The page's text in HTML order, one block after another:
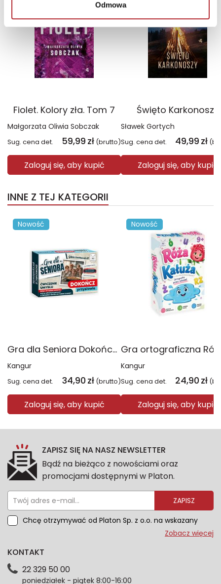
Odmowa
Fiolet. Kolory zła. Tom 7
Małgorzata Oliwia Sobczak
Sug. cena det. 59,99 zł (brutto)
Zaloguj się, aby kupić
Święto Karkonoszy
Sławek Gortych
Sug. cena det. 49,99 zł
Zaloguj się, aby kupić
INNE Z TEJ KATEGORII
Nowość
Gra dla Seniora Dokończ przysłowie
Kangur
Sug. cena det. 34,90 zł (brutto)
Zaloguj się, aby kupić
Nowość
Kangur
Sug. cena det. 24,90 zł
Zaloguj się, aby kupić
ZAPISZ SIĘ NA NASZ NEWSLETTER
Bądź na bieżąco z nowościami oraz
promocjami dostępnymi w Platon.
ZAPISZ
Chcę otrzymywać od Platon Sp. z o.o. na wskazany
przeze mnie adres e-mail informacje marketingowe
dotyczące danych osobowych znajdziesz w naszej
każdym czasie. Wycofanie zgody nie wpłynie na
Zobacz więcej
KONTAKT
22 329 50 00
poniedziałek - piątek 8:00-16:00